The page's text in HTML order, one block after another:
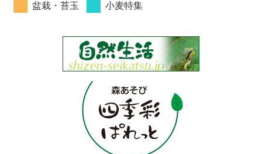
盆栽・苔玉 小麦特集